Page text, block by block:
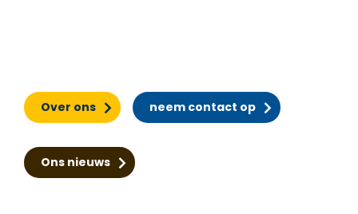
Over ons neem contact op
Ons nieuws